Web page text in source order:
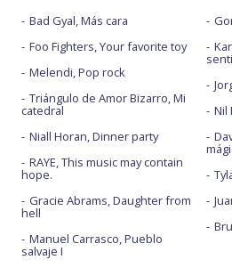
Bad Gyal, Más cara
Foo Fighters, Your favorite toy
Melendi, Pop rock
Triángulo de Amor Bizarro, Mi
catedral
Niall Horan, Dinner party
RAYE, This music may contain
hope.
Gracie Abrams, Daughter from
hell
Manuel Carrasco, Pueblo
salvaje I
Nil